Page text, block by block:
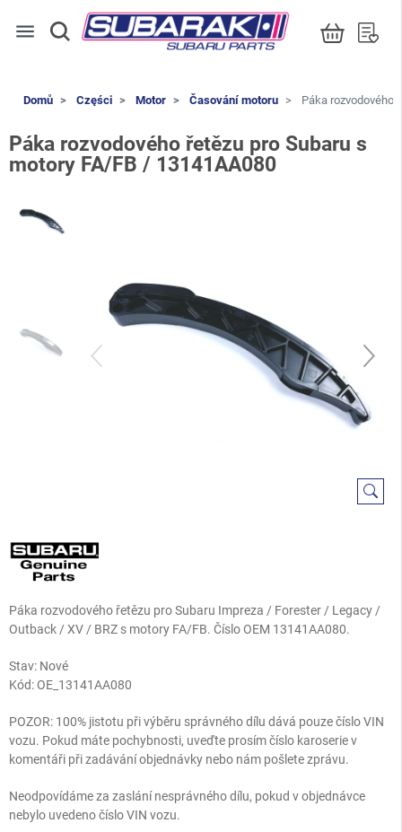
menu
Domů Części Motor Časování motoru Páka rozvodového
Páka rozvodového řetězu pro Subaru s
motory FA/FB / 13141AA080
Páka rozvodového řetězu pro Subaru Impreza / Forester / Legacy /
Outback / XV / BRZ s motory FA/FB. Číslo OEM 13141AA080.
Stav: Nové
Kód:OE_13141AA080
POZOR: 100% jistotu při výběru správného dílu dává pouze číslo VIN
vozu. Pokud máte pochybnosti, uveďte prosím číslo karoserie v
komentáři při zadávání objednávky nebo nám pošlete zprávu.
Neodpovídáme za zaslání nesprávného dílu, pokud v objednávce
nebylo uvedeno číslo VIN vozu.